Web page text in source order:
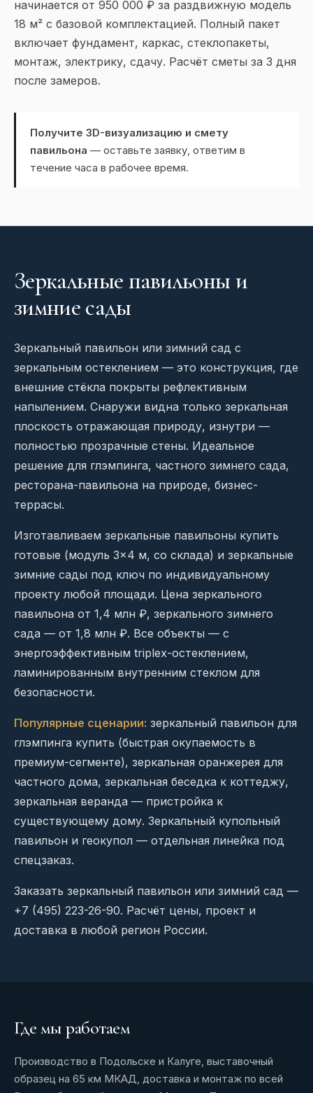
начинается от 950 000 ₽ за раздвижную модель
18 м² с базовой комплектацией. Полный пакет
включает фундамент, каркас, стеклопакеты,
монтаж, электрику, сдачу. Расчёт сметы за 3 дня
после замеров.
Получите 3D-визуализацию и смету
павильона — оставьте заявку, ответим в
течение часа в рабочее время.
Зеркальные павильоны и
зимние сады
Зеркальный павильон или зимний сад с
зеркальным остеклением — это конструкция, где
внешние стёкла покрыты рефлективным
напылением. Снаружи видна только зеркальная
плоскость отражающая природу, изнутри —
полностью прозрачные стены. Идеальное
решение для глэмпинга, частного зимнего сада,
ресторана-павильона на природе, бизнес-
террасы.
Изготавливаем зеркальные павильоны купить
готовые (модуль 3×4 м, со склада) и зеркальные
зимние сады под ключ по индивидуальному
проекту любой площади. Цена зеркального
павильона от 1,4 млн ₽, зеркального зимнего
сада — от 1,8 млн ₽. Все объекты — с
энергоэффективным triplex-остеклением,
ламинированным внутренним стеклом для
безопасности.
Популярные сценарии: зеркальный павильон для
глэмпинга купить (быстрая окупаемость в
премиум-сегменте), зеркальная оранжерея для
частного дома, зеркальная беседка к коттеджу,
зеркальная веранда — пристройка к
существующему дому. Зеркальный купольный
павильон и геокупол — отдельная линейка под
спецзаказ.
Заказать зеркальный павильон или зимний сад —
+7 (495) 223-26-90. Расчёт цены, проект и
доставка в любой регион России.
Где мы работаем
Производство в Подольске и Калуге, выставочный
образец на 65 км МКАД, доставка и монтаж по всей